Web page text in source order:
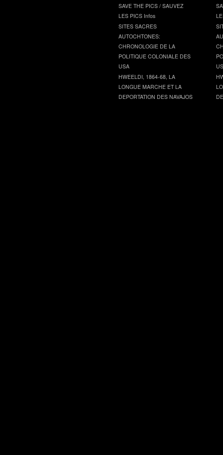
SAVE THE PICS / SAUVEZ
LES PICS Infos
SITES SACRES
AUTOCHTONES:
CHRONOLOGIE DE LA
POLITIQUE COLONIALE DES
USA
HWEELDI, 1864-68, LA
LONGUE MARCHE ET LA
DEPORTATION DES NAVAJOS